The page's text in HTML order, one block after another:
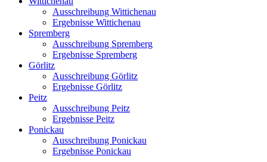
Ausschreibung Wittichenau
Ergebnisse Wittichenau
Spremberg
Ausschreibung Spremberg
Ergebnisse Spremberg
Görlitz
Ausschreibung Görlitz
Ergebnisse Görlitz
Peitz
Ausschreibung Peitz
Ergebnisse Peitz
Ponickau
Ausschreibung Ponickau
Ergebnisse Ponickau